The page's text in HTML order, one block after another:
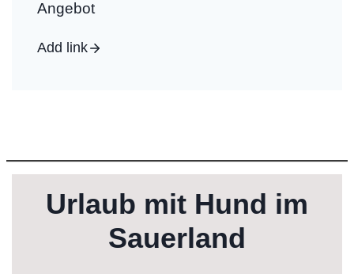
Angebot
Add link
Urlaub mit Hund im
Sauerland